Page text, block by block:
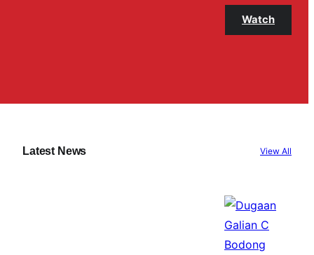
Watch
Latest News View All